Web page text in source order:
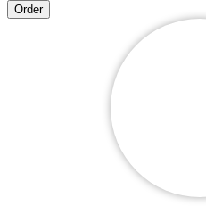
Bisa Import/Export Data
Bisa Export Data File Ke
Bisa Digunakan Beberapa
Order